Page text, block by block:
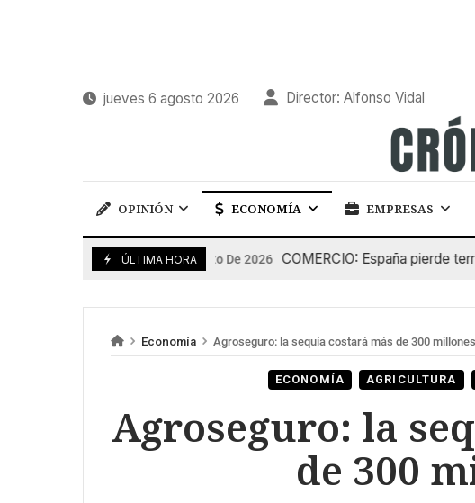
jueves 6 agosto 2026 Director: Alfonso Vidal
OPINIÓN ECONOMÍA EMPRESAS
ÚLTIMA HORA
5 De Agosto De 2026 COMERCIO: España pierde terreno
Economía Agroseguro: la sequía costará más de 300 millones
ECONOMÍA AGRICULTURA
Agroseguro: la
de 300